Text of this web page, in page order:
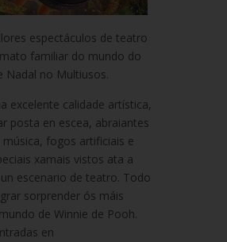
espectáculos de teatro
familiar do mundo do
Nadal no Multiusos.
excelente calidade artística,
posta en escea, abraiantes
fogos artificiais e
xamais vistos ata a
escenario de teatro. Todo
sorprender ós máis
de Winnie de Pooh.
en